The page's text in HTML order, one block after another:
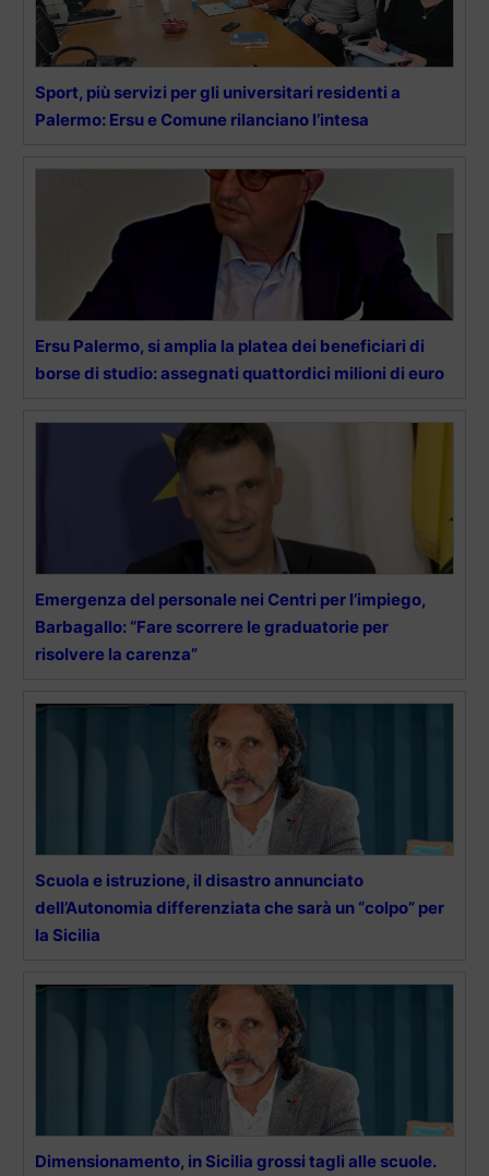
Sport, più servizi per gli universitari residenti a
Palermo: Ersu e Comune rilanciano l’intesa
Ersu Palermo, si amplia la platea dei beneficiari di
borse di studio: assegnati quattordici milioni di euro
Emergenza del personale nei Centri per l’impiego,
Barbagallo: “Fare scorrere le graduatorie per
risolvere la carenza”
Scuola e istruzione, il disastro annunciato
dell’Autonomia differenziata che sarà un “colpo” per
la Sicilia
Dimensionamento, in Sicilia grossi tagli alle scuole.